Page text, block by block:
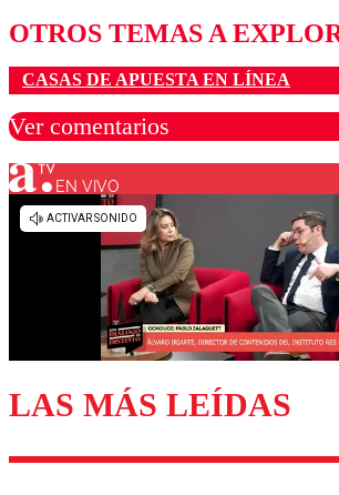
OTROS TEMAS A
CASAS DE APUESTA EN LÍNEA
Ver comentarios
Los comentarios son moderados para
diálogo respetuoso.
EN VIVO
LAS MÁS LEÍDAS